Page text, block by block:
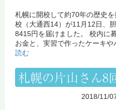
札幌に開校して約70年の歴史
校（大通西14）が11月12日、
8415円を届けました。 校内に
お金と、実習で作ったケーキ
読む
札幌の片山さん8
2018/11/